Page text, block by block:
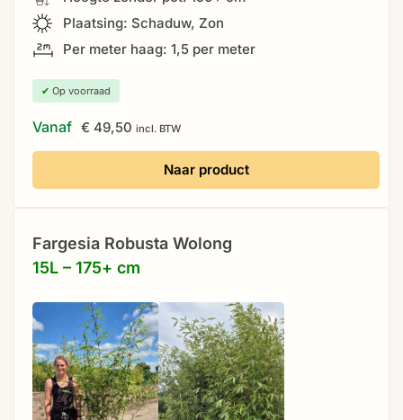
Plaatsing: Schaduw, Zon
Per meter haag: 1,5 per meter
✔ Op voorraad
Vanaf € 49,50 incl. BTW
Naar product
Fargesia Robusta Wolong
15L – 175+ cm